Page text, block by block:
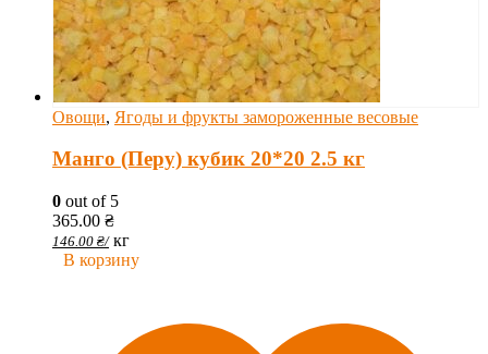
Овощи, Ягоды и фрукты замороженные весовые
Манго (Перу) кубик 20*20 2.5 кг
0 out of 5
365.00 ₴
146.00 ₴/ кг
В корзину